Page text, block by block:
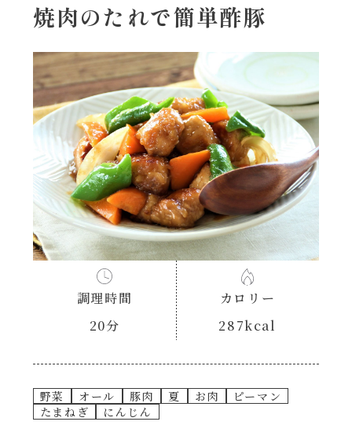
朝シャン（パン派）
ヘルシー（150kcal以下）
時短（調理時間10分以下）
お弁当
おつまみ/おやつ
主菜
副菜
あえるハコネーゼミートソース
あえるハコネーゼ明太子
あえるハコネーゼナポリタン
あえるハコネーゼジェノベーゼ
あえるハコネーゼペペロンチーノ
あえるハコネーゼたらこクリーム
シャンタンシリーズ
創味のつゆ
焼肉のたれで簡単酢豚
調理時間
20分
カロリー
287kcal
野菜 オール 豚肉 夏 お肉
ピーマン
たまねぎ
にんじん